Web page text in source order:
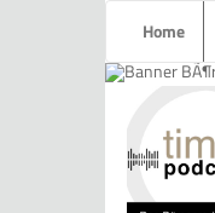
Home